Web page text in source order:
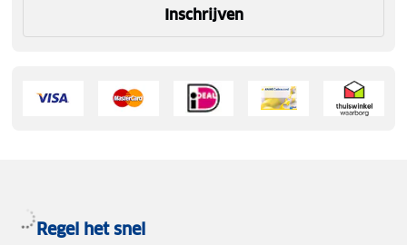
Inschrijven
Regel het snel